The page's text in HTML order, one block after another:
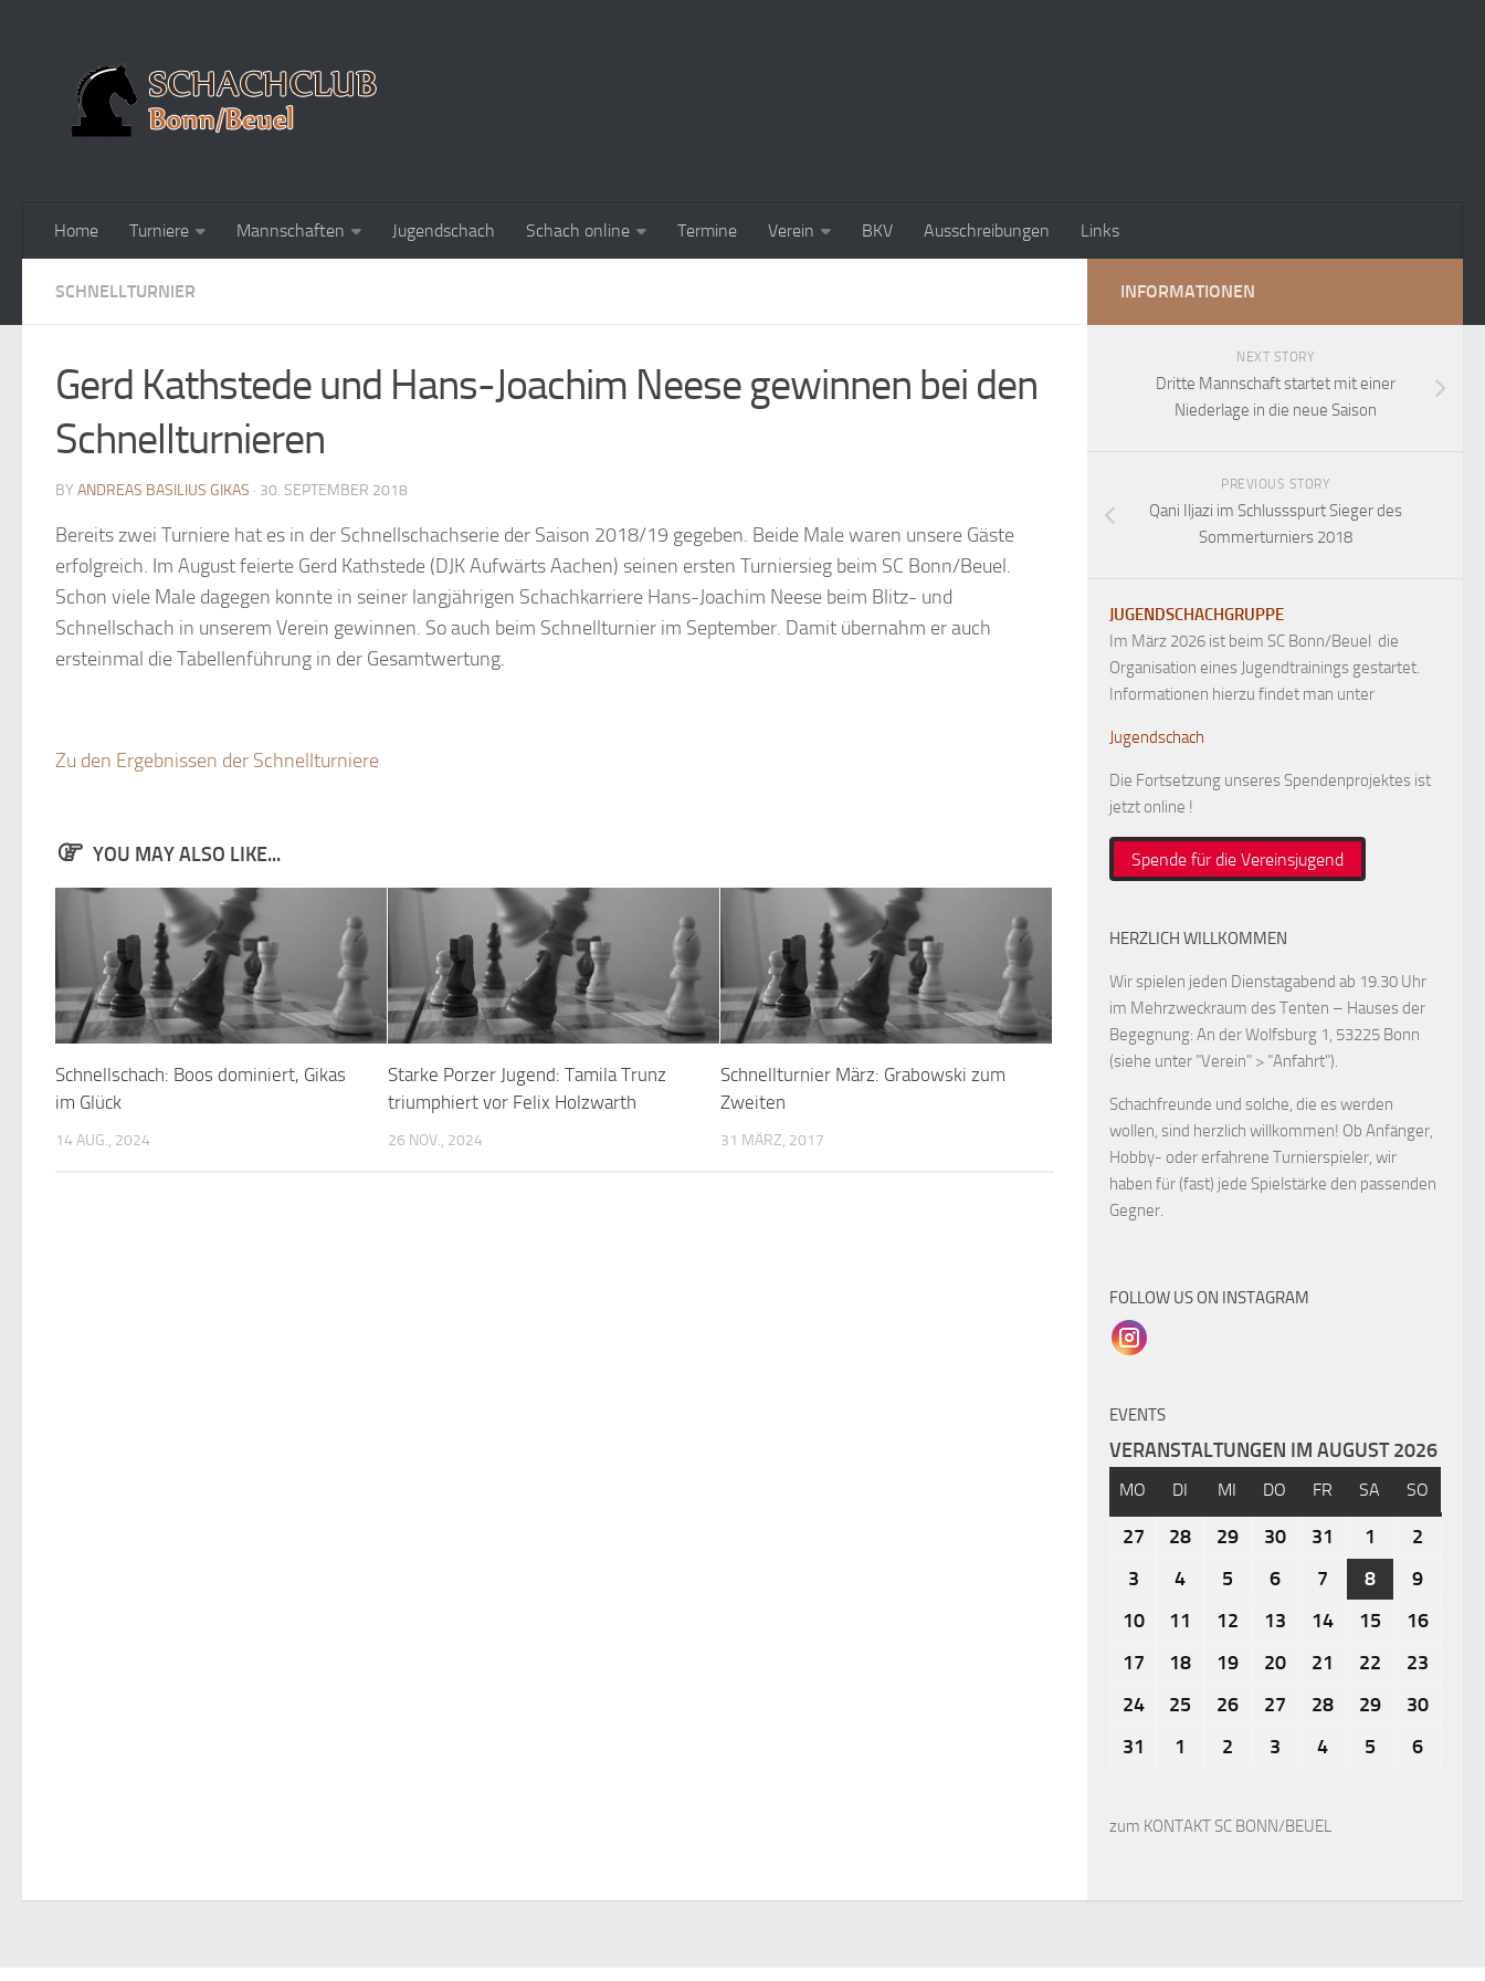
Home Turniere Mannschaften Jugendschach Schach online Termine Verein BKV Ausschreibungen Links
SCHNELLTURNIER
Gerd Kathstede und Hans-Joachim Neese gewinnen bei den
Schnellturnieren
BY ANDREAS BASILIUS GIKAS · 30. SEPTEMBER 2018
Bereits zwei Turniere hat es in der Schnellschachserie der Saison 2018/19 gegeben. Beide Male waren unsere Gäste
erfolgreich. Im August feierte Gerd Kathstede (DJK Aufwärts Aachen) seinen ersten Turniersieg beim SC Bonn/Beuel.
Schon viele Male dagegen konnte in seiner langjährigen Schachkarriere Hans-Joachim Neese beim Blitz- und
Schnellschach in unserem Verein gewinnen. So auch beim Schnellturnier im September. Damit übernahm er auch
ersteinmal die Tabellenführung in der Gesamtwertung.
Zu den Ergebnissen der Schnellturniere
YOU MAY ALSO LIKE...
Schnellschach: Boos dominiert, Gikas
im Glück
14 AUG., 2024
Starke Porzer Jugend: Tamila Trunz
triumphiert vor Felix Holzwarth
26 NOV., 2024
Schnellturnier März: Grabowski zum
Zweiten
31 MÄRZ, 2017
INFORMATIONEN
NEXT STORY
Dritte Mannschaft startet mit einer
Niederlage in die neue Saison
PREVIOUS STORY
Qani Iljazi im Schlussspurt Sieger des
Sommerturniers 2018
JUGENDSCHACHGRUPPE
Im März 2026 ist beim SC Bonn/Beuel die
Organisation eines Jugendtrainings gestartet.
Informationen hierzu findet man unter
Jugendschach
Die Fortsetzung unseres Spendenprojektes ist
jetzt online !
Spende für die Vereinsjugend
HERZLICH WILLKOMMEN
Wir spielen jeden Dienstagabend ab 19.30 Uhr
im Mehrzweckraum des Tenten – Hauses der
Begegnung: An der Wolfsburg 1, 53225 Bonn
(siehe unter "Verein" > "Anfahrt").
Schachfreunde und solche, die es werden
wollen, sind herzlich willkommen! Ob Anfänger,
Hobby- oder erfahrene Turnierspieler, wir
haben für (fast) jede Spielstärke den passenden
Gegner.
FOLLOW US ON INSTAGRAM
EVENTS
VERANSTALTUNGEN IM AUGUST 2026
MO DI MI DO FR SA SO
27 28 29 30 31 1
2
3
4 5 6 7 8
9
10
11 12 13 14 15
16
17
18 19 20 21 22
23
24
25 26 27 28 29
30
31
1 2 3 4 5 6
zum KONTAKT SC BONN/BEUEL